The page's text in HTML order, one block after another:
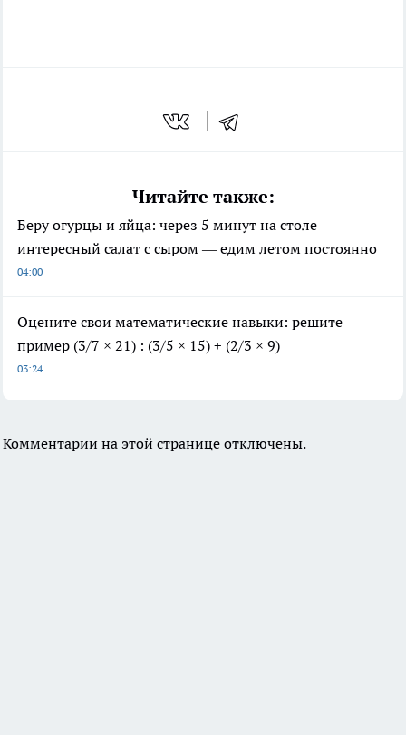
Читайте также:
Беру огурцы и яйца: через 5 минут на столе
интересный салат с сыром — едим летом постоянно
04:00
Оцените свои математические навыки: решите
пример (3/7 × 21) : (3/5 × 15) + (2/3 × 9)
03:24
Комментарии на этой странице отключены.